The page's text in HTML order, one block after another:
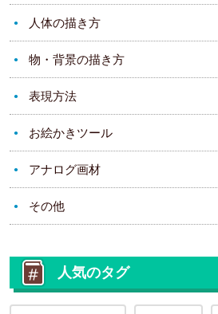
人体の描き方
物・背景の描き方
表現方法
お絵かきツール
アナログ画材
その他
人気のタグ